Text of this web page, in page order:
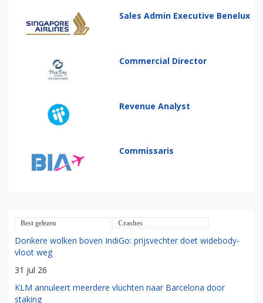
Sales Admin Executive Benelux
Commercial Director
Revenue Analyst
Commissaris
Best gelezen Crashes
Donkere wolken boven IndiGo: prijsvechter doet widebody-
vloot weg
31 jul 26
KLM annuleert meerdere vluchten naar Barcelona door
staking